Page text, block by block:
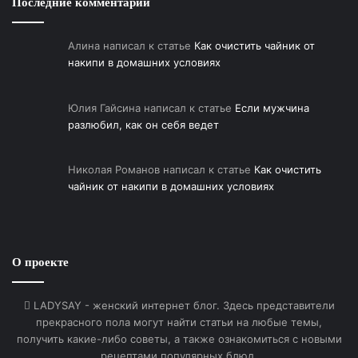
что не откликается.
4. Прокачивай внутреннего «доброго
взрослого»
молодец. Ты стараешься. Ты имеешь право на
отдых». Замени внутреннего критика на
5. Работай с терапевтом
собственной опоре.
🧩6. Делай что-то «плохо» — специально
Оставь тарелку в раковине. Выходи из дома без
укладки. Опоздай на 3 минуты. Проверь: мир не
Алина написал к статье Как очистить чайник от
накипи в домашних условиях
Юлия Гайсина написал к статье Если мужчина
разлюбил, как он себя ведет
Николая Романов написал к статье Как очистить
чайник от накипи в домашних условиях
О проекте
LADYSAY - женский интернет блог. Здесь представители
прекрасного пола могут найти статьи на любые темы,
получить какие-либо советы, а также ознакомиться с новыми
рецептами популярных блюд.